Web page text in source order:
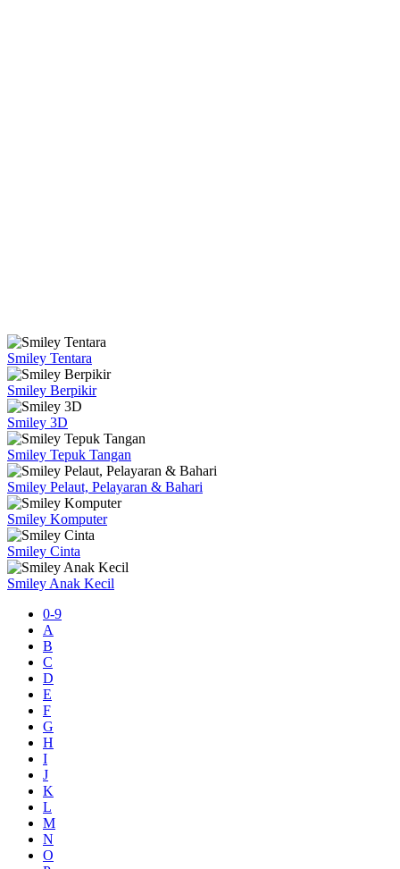
Smiley Tentara
Smiley Berpikir
Smiley 3D
Smiley Tepuk Tangan
Smiley Pelaut, Pelayaran & Bahari
Smiley Komputer
Smiley Cinta
Smiley Anak Kecil
0-9
A
B
C
D
E
F
G
H
I
J
K
L
M
N
O